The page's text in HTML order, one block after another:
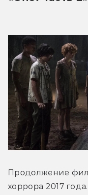
Продолжение
хоррора 2017